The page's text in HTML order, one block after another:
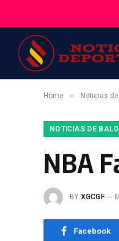
Home » Noticias
NOTICIAS DE
NBA
BY XGCGF
Facebook